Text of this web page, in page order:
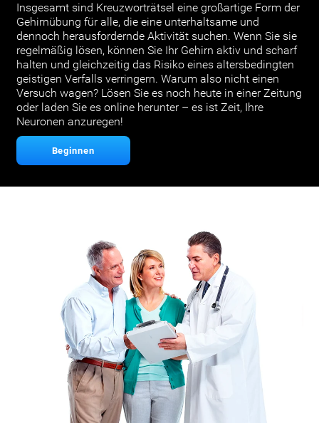
Insgesamt sind Kreuzworträtsel eine großartige Form der
Gehirnübung für alle, die eine unterhaltsame und
dennoch herausfordernde Aktivität suchen. Wenn Sie sie
regelmäßig lösen, können Sie Ihr Gehirn aktiv und scharf
halten und gleichzeitig das Risiko eines altersbedingten
geistigen Verfalls verringern. Warum also nicht einen
Versuch wagen? Lösen Sie es noch heute in einer Zeitung
oder laden Sie es online herunter – es ist Zeit, Ihre
Neuronen anzuregen!
Beginnen